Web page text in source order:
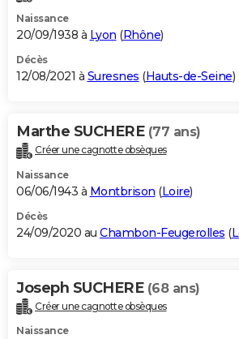
Naissance
20/09/1938 à Lyon (Rhône)
Décès
12/08/2021 à Suresnes (Hauts-de-Seine)
Marthe SUCHERE (77 ans)
Créer une cagnotte obsèques
Naissance
06/06/1943 à Montbrison (Loire)
Décès
24/09/2020 au Chambon-Feugerolles (
Joseph SUCHERE (68 ans)
Créer une cagnotte obsèques
Naissance